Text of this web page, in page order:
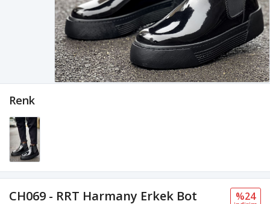
CH069 - RRT Harmany Erkek Bot
%24
Renk